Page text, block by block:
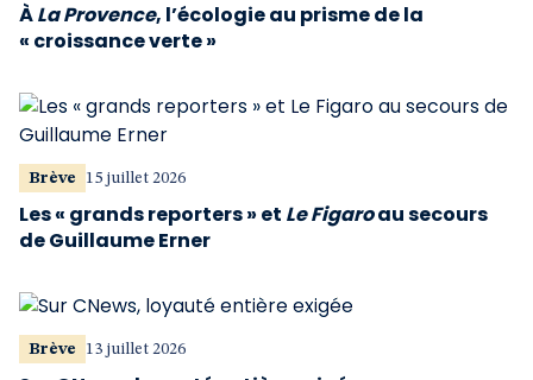
ÀLa Provence, l’écologie au prisme de la
« croissance verte »
Brève 15 juillet 2026
Les « grands reporters » et Le Figaroau secours
de Guillaume Erner
Brève 13 juillet 2026